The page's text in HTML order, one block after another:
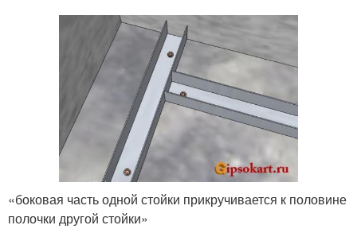
«боковая часть одной стойки прикручивается к половине
полочки другой стойки»